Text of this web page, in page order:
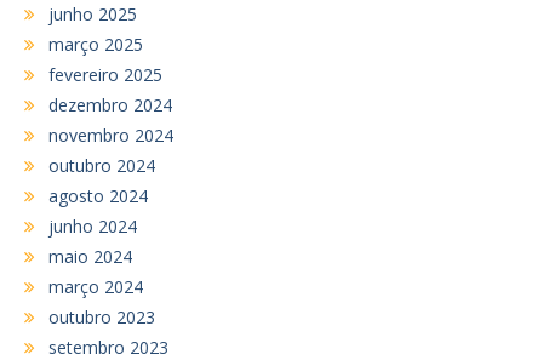
junho 2025
março 2025
fevereiro 2025
dezembro 2024
novembro 2024
outubro 2024
agosto 2024
junho 2024
maio 2024
março 2024
outubro 2023
setembro 2023